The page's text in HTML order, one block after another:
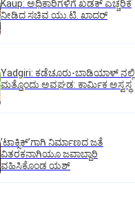
Kaup: ಅಧಿಕಾರಿಗಳಿಗೆ ಖಡಕ್ ಎಚ್ಚರಿಕೆ
ನೀಡಿದ ಸಚಿವ ಯು.ಟಿ. ಖಾದರ್
Yadgiri: ಕಡೆಚೂರು-ಬಾಡಿಯಾಳ್ ನಲ್ಲಿ
ಮತ್ತೊಂದು ಅವಘಡ: ಕಾರ್ಮಿಕ ಅಸ್ವಸ್ಥ
ʼಟಾಕ್ಸಿಕ್‌ʼಗಾಗಿ ನಿರ್ಮಾಣದ ಜತೆ
ವಿತರಕನಾಗಿಯೂ ಜವಾಬ್ದಾರಿ
ವಹಿಸಿಕೊಂಡ ಯಶ್